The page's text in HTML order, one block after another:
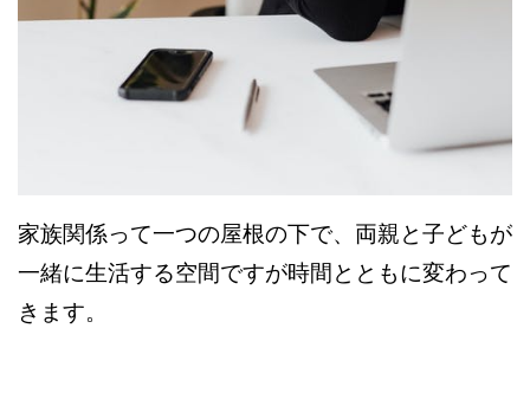
家族関係って一つの屋根の下で、両親と子どもが
一緒に生活する空間ですが時間とともに変わって
きます。